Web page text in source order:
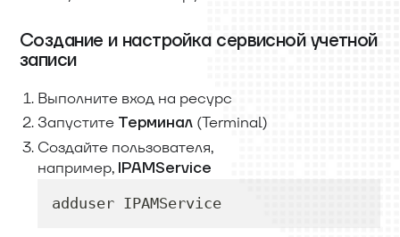
Создание и настройка сервисной учетной
записи
Выполните вход на ресурс
Запустите Терминал (Terminal)
Создайте пользователя,
например, IPAMService
adduser IPAMService